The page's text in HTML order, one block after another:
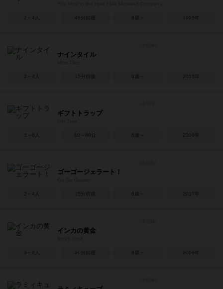
2～4人 45分前後 8歳～ 1995年
ナインタイル
2～4人 15分前後 6歳～ 2015年
ギフトトラップ
3～8人 60～80分 8歳～ 2006年
ゴーゴージェラート！
2～4人 15分前後 6歳～ 2017年
インカの黄金
3～8人 20分前後 8歳～ 2006年